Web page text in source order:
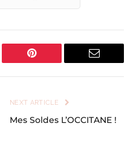
Pinterest Email
NEXT ARTICLE
Mes Soldes L’OCCITANE !